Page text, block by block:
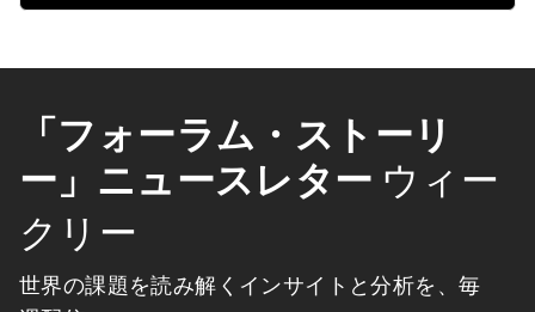
「フォーラム・ストーリ
ー」ニュースレター ウィー
クリー
世界の課題を読み解くインサイトと分析を、毎